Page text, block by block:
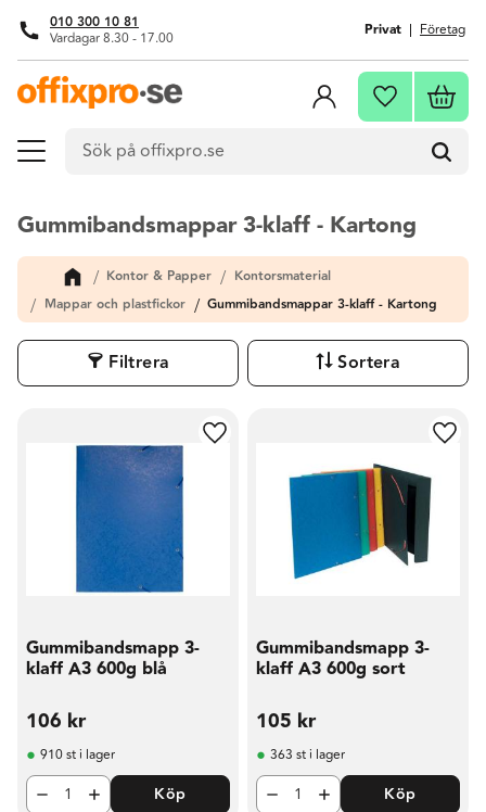
Meny
010 300 10 81
Vardagar 8.30 - 17.00 Privat Företag
Favoriter
Gummibandsmappar 3-klaff - Kartong
Kontor & Papper
Kontorsmaterial
Mappar och plastfickor
Gummibandsmappar 3-klaff - Kartong
Filtrera Sortera
Gummibandsmapp 3-
klaff A3 600g blå
106 kr
Lägg till i favoriter
910 st i lager
Köp
Gummibandsmapp 3-
klaff A3 600g sort
105 kr
363 st i lager
Köp